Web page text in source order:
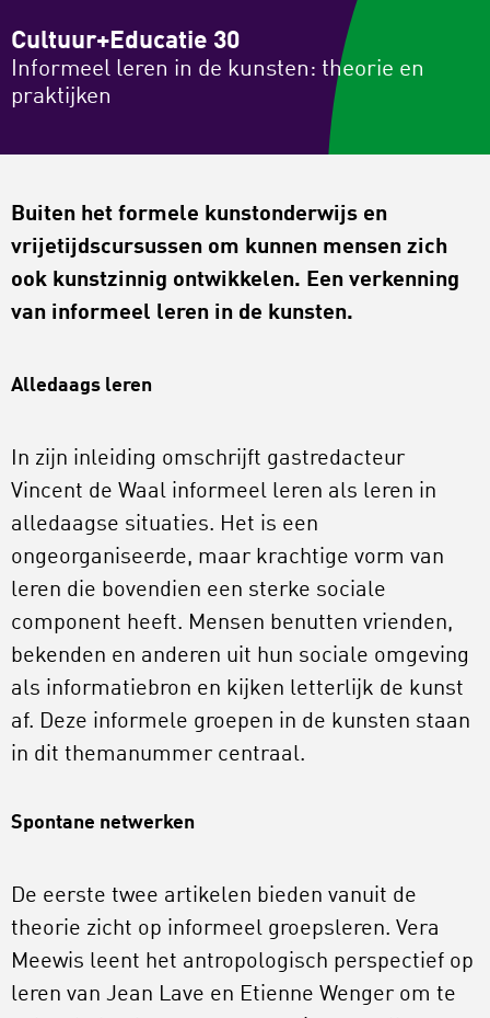
Cultuur+Educatie 30
Informeel leren in de kunsten: theorie en
praktijken
Buiten het formele kunstonderwijs en
vrijetijdscursussen om kunnen mensen zich
ook kunstzinnig ontwikkelen. Een verkenning
van informeel leren in de kunsten.
Alledaags leren
In zijn inleiding omschrijft gastredacteur
Vincent de Waal informeel leren als leren in
alledaagse situaties. Het is een
ongeorganiseerde, maar krachtige vorm van
leren die bovendien een sterke sociale
component heeft. Mensen benutten vrienden,
bekenden en anderen uit hun sociale omgeving
als informatiebron en kijken letterlijk de kunst
af. Deze informele groepen in de kunsten staan
in dit themanummer centraal.
Spontane netwerken
De eerste twee artikelen bieden vanuit de
theorie zicht op informeel groepsleren. Vera
Meewis leent het antropologisch perspectief op
leren van Jean Lave en Etienne Wenger om te